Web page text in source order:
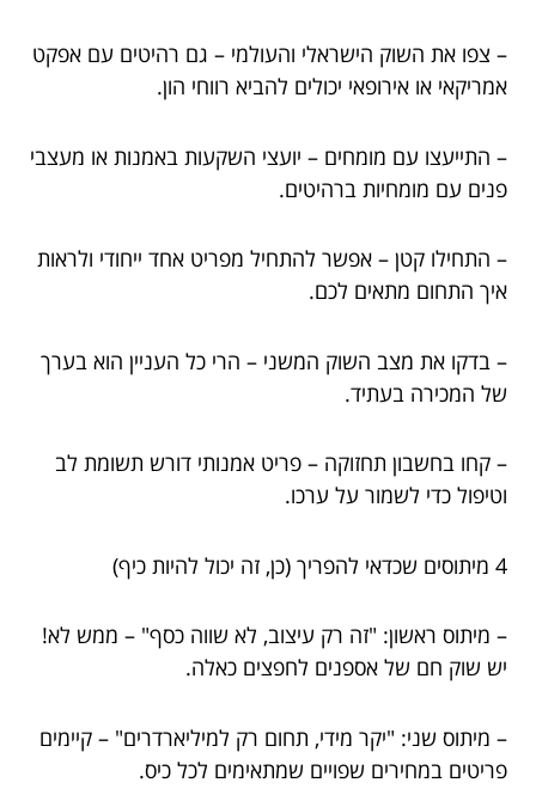
– צפו את השוק הישראלי והעולמי – גם רהיטים עם אפקט
אמריקאי או אירופאי יכולים להביא רווחי הון.
– התייעצו עם מומחים – יועצי השקעות באמנות או מעצבי
פנים עם מומחיות ברהיטים.
– התחילו קטן – אפשר להתחיל מפריט אחד ייחודי ולראות
איך התחום מתאים לכם.
– בדקו את מצב השוק המשני – הרי כל העניין הוא בערך
של המכירה בעתיד.
– קחו בחשבון תחזוקה – פריט אמנותי דורש תשומת לב
וטיפול כדי לשמור על ערכו.
4 מיתוסים שכדאי להפריך (כן, זה יכול להיות כיף)
– מיתוס ראשון: "זה רק עיצוב, לא שווה כסף" – ממש לא!
יש שוק חם של אספנים לחפצים כאלה.
– מיתוס שני: "יקר מידי, תחום רק למיליארדרים" – קיימים
פריטים במחירים שפויים שמתאימים לכל כיס.